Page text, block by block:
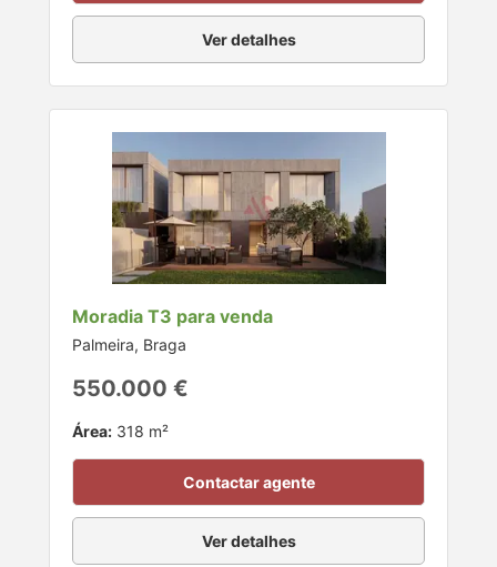
Ver detalhes
Moradia T3 para venda
Palmeira, Braga
550.000 €
Área: 318 m²
Contactar agente
Ver detalhes